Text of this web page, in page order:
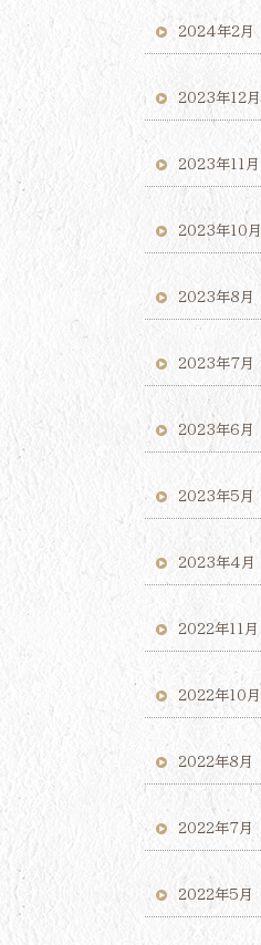
2024年2月
2023年12月
2023年11月
2023年10月
2023年8月
2023年7月
2023年6月
2023年5月
2023年4月
2022年11月
2022年10月
2022年8月
2022年7月
2022年5月